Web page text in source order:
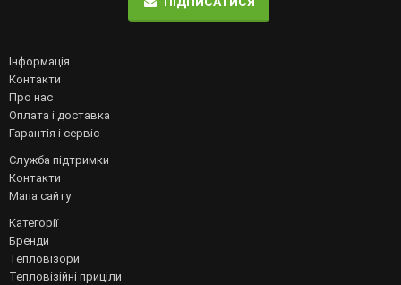
Інформація
Контакти
Про нас
Оплата і доставка
Гарантія і сервіс
Служба підтримки
Контакти
Мапа сайту
Категорії
Бренди
Тепловізори
Тепловізійні приціли